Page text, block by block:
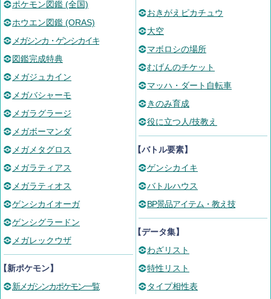
ポケモン図鑑 (全国)
ホウエン図鑑 (ORAS)
メガシンカ・ゲンシカイキ
図鑑完成特典
メガジュカイン
メガバシャーモ
メガラグラージ
メガボーマンダ
メガメタグロス
メガラティアス
メガラティオス
ゲンシカイオーガ
ゲンシグラードン
メガレックウザ
新ポケモン】
新メガシンカポケモン一覧
おきがえピカチュウ
大空
マボロシの場所
むげんのチケット
マッハ・ダート自転車
きのみ育成
役に立つ人/技教え
【バトル要素】
ゲンシカイキ
バトルハウス
BP景品アイテム・教え技
【データ集】
わざリスト
特性リスト
タイプ相性表